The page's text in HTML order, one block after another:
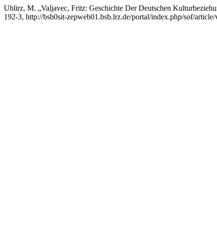
Uhlirz, M. „Valjavec, Fritz: Geschichte Der Deutschen
192-3, http://bsb0sit-zepweb01.bsb.lrz.de/portal/index.php/sof/